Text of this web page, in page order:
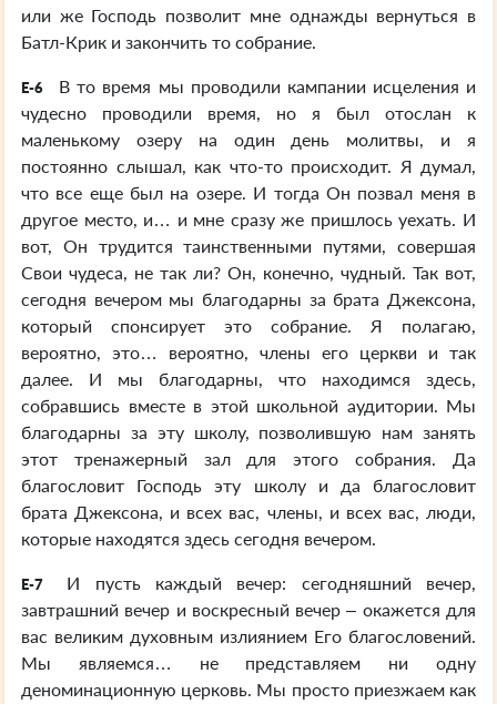
или же Господь позволит мне однажды вернуться в
Батл-Крик и закончить то собрание.
E-6
В то время мы проводили кампании исцеления и
чудесно проводили время, но я был отослан к
маленькому озеру на один день молитвы, и я
постоянно слышал, как что-то происходит. Я думал,
что все еще был на озере. И тогда Он позвал меня в
другое место, и… и мне сразу же пришлось уехать. И
вот, Он трудится таинственными путями, совершая
Свои чудеса, не так ли? Он, конечно, чудный. Так вот,
сегодня вечером мы благодарны за брата Джексона,
который спонсирует это собрание. Я полагаю,
вероятно, это… вероятно, члены его церкви и так
далее. И мы благодарны, что находимся здесь,
собравшись вместе в этой школьной аудитории. Мы
благодарны за эту школу, позволившую нам занять
этот тренажерный зал для этого собрания. Да
благословит Господь эту школу и да благословит
брата Джексона, и всех вас, члены, и всех вас, люди,
которые находятся здесь сегодня вечером.
E-7
И пусть каждый вечер: сегодняшний вечер,
завтрашний вечер и воскресный вечер – окажется для
вас великим духовным излиянием Его благословений.
Мы являемся… не представляем ни одну
деноминационную церковь. Мы просто приезжаем как